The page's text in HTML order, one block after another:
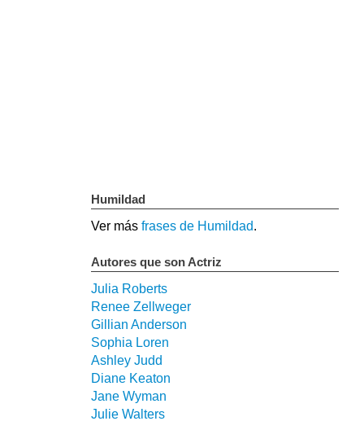
Humildad
Ver más frases de Humildad.
Autores que son Actriz
Julia Roberts
Renee Zellweger
Gillian Anderson
Sophia Loren
Ashley Judd
Diane Keaton
Jane Wyman
Julie Walters